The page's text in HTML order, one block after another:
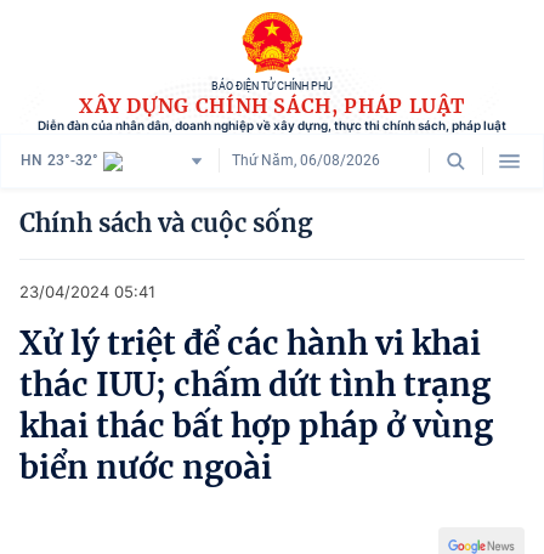
BÁO ĐIỆN TỬ CHÍNH PHỦ
XÂY DỰNG CHÍNH SÁCH, PHÁP LUẬT
Diễn đàn của nhân dân, doanh nghiệp về xây dựng, thực thi chính sách, pháp luật
HN 23°-32° Thứ Năm, 06/08/2026
Danh mục
Tham vấn chính sách
Người dân góp ý
Doanh nghiệp hiến kế
Chính sách và cuộc sống
23/04/2024 05:41
Xử lý triệt để các hành vi khai
thác IUU; chấm dứt tình trạng
khai thác bất hợp pháp ở vùng
biển nước ngoài